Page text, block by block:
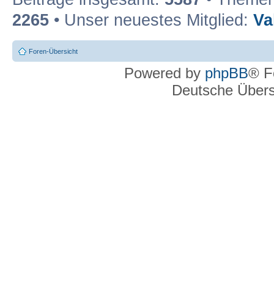
2265 • Unser neuestes Mitglied:
Foren-Übersicht
Powered by phpBB®
Deutsche